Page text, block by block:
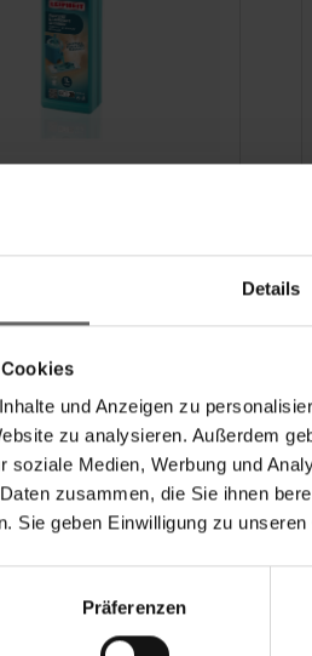
Details
und Anzeigen zu
zu analysieren. Außerdem
soziale Medien, Werbung und
zusammen, die Sie ihnen
Sie geben Einwilligung zu
Präferenzen